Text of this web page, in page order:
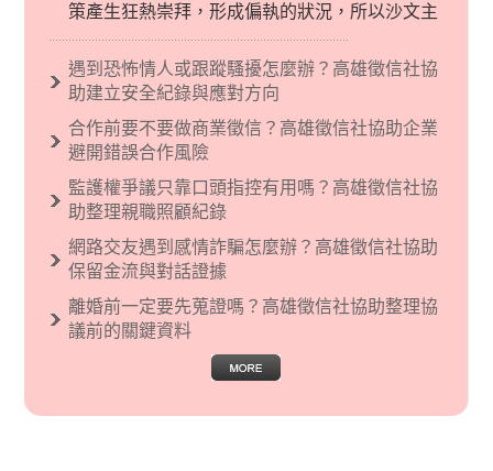
策產生狂熱崇拜，形成偏執的狀況，所以沙文主
義後來就被拿來暗指偏見和歧視，而且有沙文主
義傾向的人，通常對於自己的國家和民族有超強
烈的卓越感，因而瞧不起其他國家的人，所以沙
現了男性沙文…
遇到恐怖情人或跟蹤騷擾怎麼辦？高雄徵信社協
助建立安全紀錄與應對方向
合作前要不要做商業徵信？高雄徵信社協助企業
避開錯誤合作風險
監護權爭議只靠口頭指控有用嗎？高雄徵信社協
助整理親職照顧紀錄
網路交友遇到感情詐騙怎麼辦？高雄徵信社協助
保留金流與對話證據
離婚前一定要先蒐證嗎？高雄徵信社協助整理協
議前的關鍵資料